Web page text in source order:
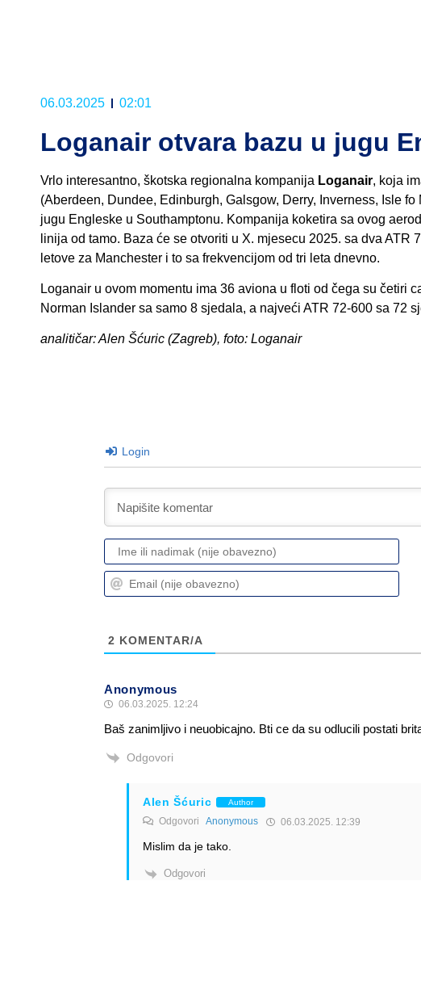
06.03.2025 02:01
Loganair otvara bazu u jugu
Vrlo interesantno, škotska regionalna kompanija Loganair, koja
(Aberdeen, Dundee, Edinburgh, Galsgow, Derry, Inverness, Isle
jugu Engleske u Southamptonu. Kompanija koketira sa ovog
linija od tamo. Baza će se otvoriti u X. mjesecu 2025. sa dva
letove za Manchester i to sa frekvencijom od tri leta dnevno.
Loganair u ovom momentu ima 36 aviona u floti od čega su četiri
Norman Islander sa samo 8 sjedala, a najveći ATR 72-600 sa 72
analitičar: Alen Šćuric (Zagreb), foto: Loganair
Login
Ime
ili
(nije
2 KOMENTAR/A
Anonymous
06.03.2025. 12:24
Baš zanimljivo i neuobicajno. Bti ce da su odlucili postati
Odgovori
Alen Šćuric Author
Odgovori Anonymous 06.03.2025. 12:39
Mislim da je tako.
Odgovori